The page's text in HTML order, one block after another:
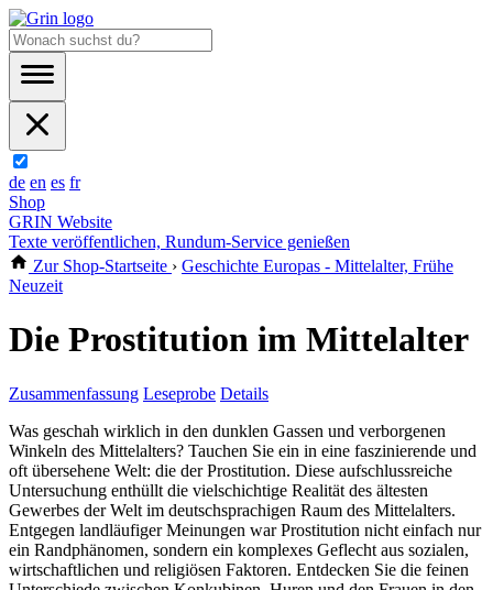
de en es fr
Shop
GRIN Website
Texte veröffentlichen, Rundum-Service genießen
Zur Shop-Startseite › Geschichte Europas - Mittelalter, Frühe
Neuzeit
Die Prostitution im Mittelalter
Zusammenfassung Leseprobe Details
Was geschah wirklich in den dunklen Gassen und verborgenen
Winkeln des Mittelalters? Tauchen Sie ein in eine faszinierende und
oft übersehene Welt: die der Prostitution. Diese aufschlussreiche
Untersuchung enthüllt die vielschichtige Realität des ältesten
Gewerbes der Welt im deutschsprachigen Raum des Mittelalters.
Entgegen landläufiger Meinungen war Prostitution nicht einfach nur
ein Randphänomen, sondern ein komplexes Geflecht aus sozialen,
wirtschaftlichen und religiösen Faktoren. Entdecken Sie die feinen